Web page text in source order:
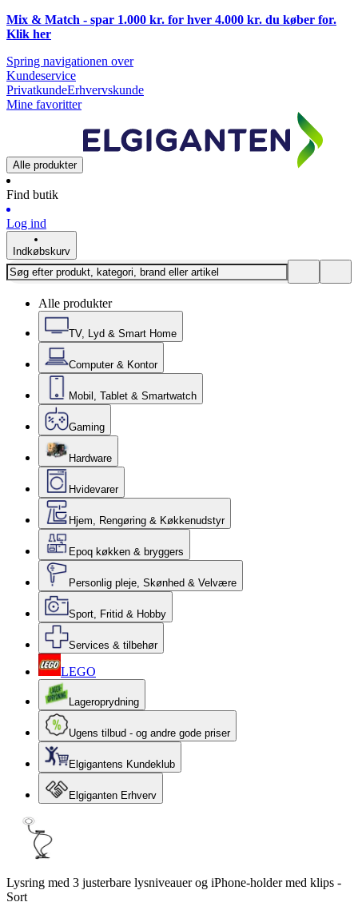
Mix & Match - spar 1.000 kr. for hver 4.000 kr. du køber for.
Klik her
Spring navigationen over
Kundeservice
PrivatkundeErhvervskunde
Mine favoritter
Alle produkter
Find butik
Log ind
Indkøbskurv
Alle produkter
TV, Lyd & Smart Home
Computer & Kontor
Mobil, Tablet & Smartwatch
Gaming
Hardware
Hvidevarer
Hjem, Rengøring & Køkkenudstyr
Epoq køkken & bryggers
Personlig pleje, Skønhed & Velvære
Sport, Fritid & Hobby
Services & tilbehør
LEGO
Lageroprydning
Ugens tilbud - og andre gode priser
Elgigantens Kundeklub
Elgiganten Erhverv
Lysring med 3 justerbare lysniveauer og iPhone-holder med klips -
Sort